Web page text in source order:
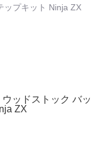
ップキット Ninja ZX